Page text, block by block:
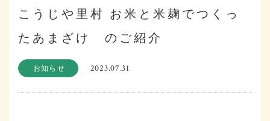
こうじや里村 お米と米麹でつくっ
たあまざけ のご紹介
お知らせ 2023.07.31